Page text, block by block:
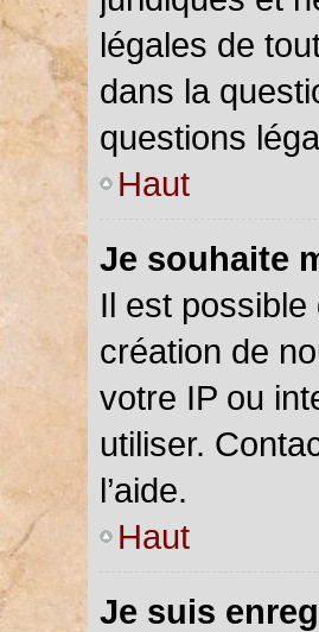
légales de
dans la
questions
Haut
Je souhaite
Il est possible
création de
votre IP ou
utiliser.
l’aide.
Haut
Je suis